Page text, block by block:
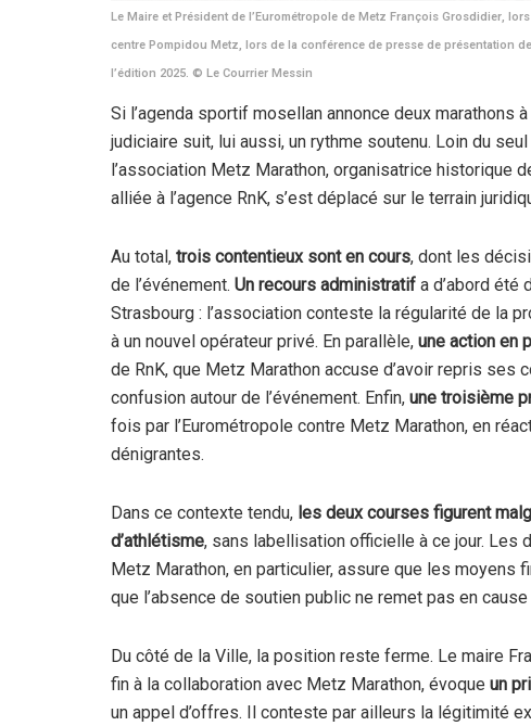
Le Maire et Président de l’Eurométropole de Metz François Grosdidier,
centre Pompidou Metz, lors de la conférence de presse de présentation de
l’édition 2025. © Le Courrier Messin
Si l’agenda sportif mosellan annonce deux marathons
judiciaire suit, lui aussi, un rythme soutenu. Loin du
l’association Metz Marathon, organisatrice historique
alliée à l’agence RnK, s’est déplacé sur le terrain
Au total, trois contentieux sont en cours, dont les
de l’événement. Un recours administratif a d’abord été
Strasbourg : l’association conteste la régularité de la
à un nouvel opérateur privé. En parallèle, une action en
de RnK, que Metz Marathon accuse d’avoir repris ses
confusion autour de l’événement. Enfin, une troisième
fois par l’Eurométropole contre Metz Marathon, en
dénigrantes.
Dans ce contexte tendu, les deux courses figurent
d’athlétisme, sans labellisation officielle à ce jour. Les
Metz Marathon, en particulier, assure que les moyens
que l’absence de soutien public ne remet pas en
Du côté de la Ville, la position reste ferme. Le maire
fin à la collaboration avec Metz Marathon, évoque un
un appel d’offres. Il conteste par ailleurs la légitimité